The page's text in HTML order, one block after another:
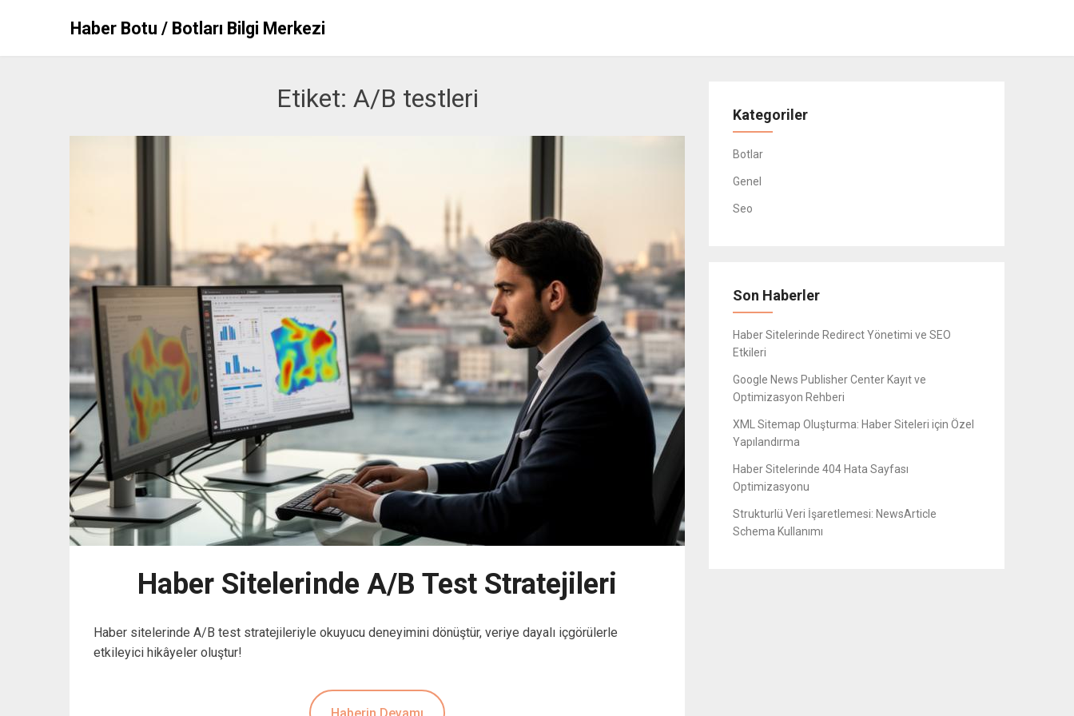
Haber Botu / Botları Bilgi Merkezi
Etiket: A/B testleri
Haber Sitelerinde A/B Test Stratejileri
Haber sitelerinde A/B test stratejileriyle okuyucu deneyimini dönüştür, veriye dayalı içgörülerle
etkileyici hikâyeler oluştur!
Kategoriler
Botlar
Genel
Seo
Son Haberler
Haber Sitelerinde Redirect Yönetimi ve SEO
Etkileri
Google News Publisher Center Kayıt ve
Optimizasyon Rehberi
XML Sitemap Oluşturma: Haber Siteleri için Özel
Yapılandırma
Haber Sitelerinde 404 Hata Sayfası
Optimizasyonu
Strukturlü Veri İşaretlemesi: NewsArticle
Schema Kullanımı